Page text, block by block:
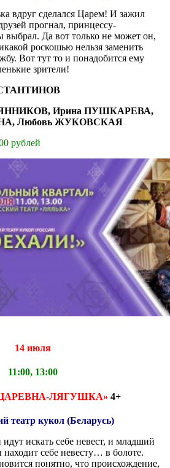
вдруг сделался Царем! И зажил
прогнал, принцессу-
выбрал. Да вот только не может он,
роскошью нельзя заменить
Вот тут то и понадобится ему
зрители!
Ирина ПУШКАРЕВА,
Любовь ЖУКОВСКАЯ
рублей
14 июля
11:00, 13:00
ЛЯГУШКА» 4+
театр кукол (Беларусь)
идут искать себе невест, и младший
себе невесту… в болоте.
понятно, что происхождение,